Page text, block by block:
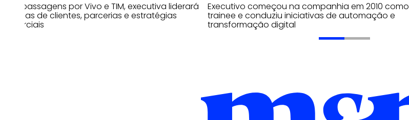
Com passagens por Vivo e TIM, executiva liderará
as áreas de clientes, parcerias e estratégias
comerciais
Executivo começou na companhia em 2010 como
trainee e conduziu iniciativas de automação e
transformação digital